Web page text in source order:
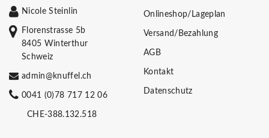
Nicole Steinlin
Florenstrasse 5b
8405 Winterthur
Schweiz
admin@knuffel.ch
0041 (0)78 717 12 06
CHE-388.132.518
Onlineshop/Lageplan
Versand/Bezahlung
AGB
Kontakt
Datenschutz